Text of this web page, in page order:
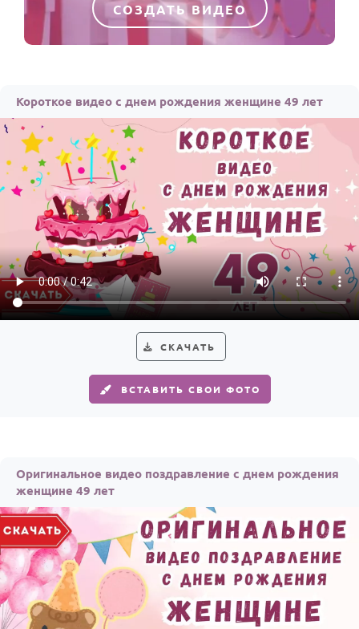
СОЗДАТЬ ВИДЕО
Короткое видео с днем рождения женщине 49 лет
СКАЧАТЬ
ВСТАВИТЬ СВОИ ФОТО
Оригинальное видео поздравление с днем рождения
женщине 49 лет